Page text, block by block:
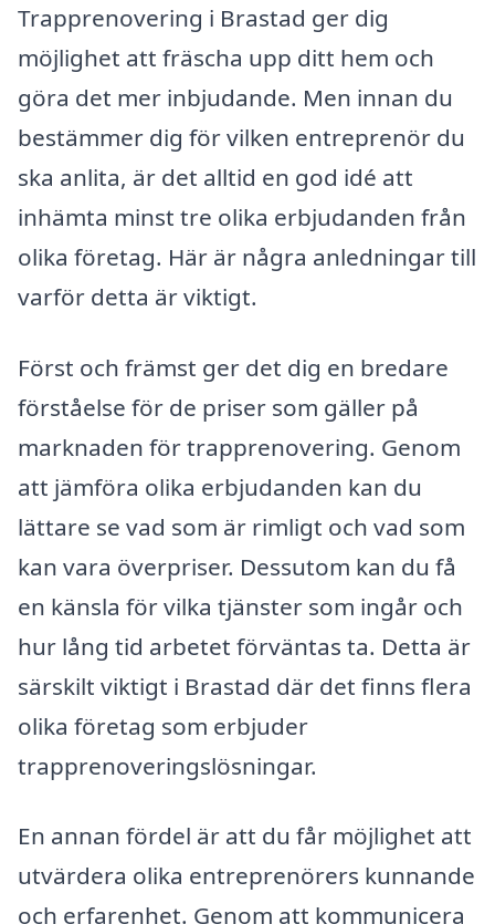
Trapprenovering i Brastad ger dig
möjlighet att fräscha upp ditt hem och
göra det mer inbjudande. Men innan du
bestämmer dig för vilken entreprenör du
ska anlita, är det alltid en god idé att
inhämta minst tre olika erbjudanden från
olika företag. Här är några anledningar till
varför detta är viktigt.
Först och främst ger det dig en bredare
förståelse för de priser som gäller på
marknaden för trapprenovering. Genom
att jämföra olika erbjudanden kan du
lättare se vad som är rimligt och vad som
kan vara överpriser. Dessutom kan du få
en känsla för vilka tjänster som ingår och
hur lång tid arbetet förväntas ta. Detta är
särskilt viktigt i Brastad där det finns flera
olika företag som erbjuder
trapprenoveringslösningar.
En annan fördel är att du får möjlighet att
utvärdera olika entreprenörers kunnande
och erfarenhet. Genom att kommunicera